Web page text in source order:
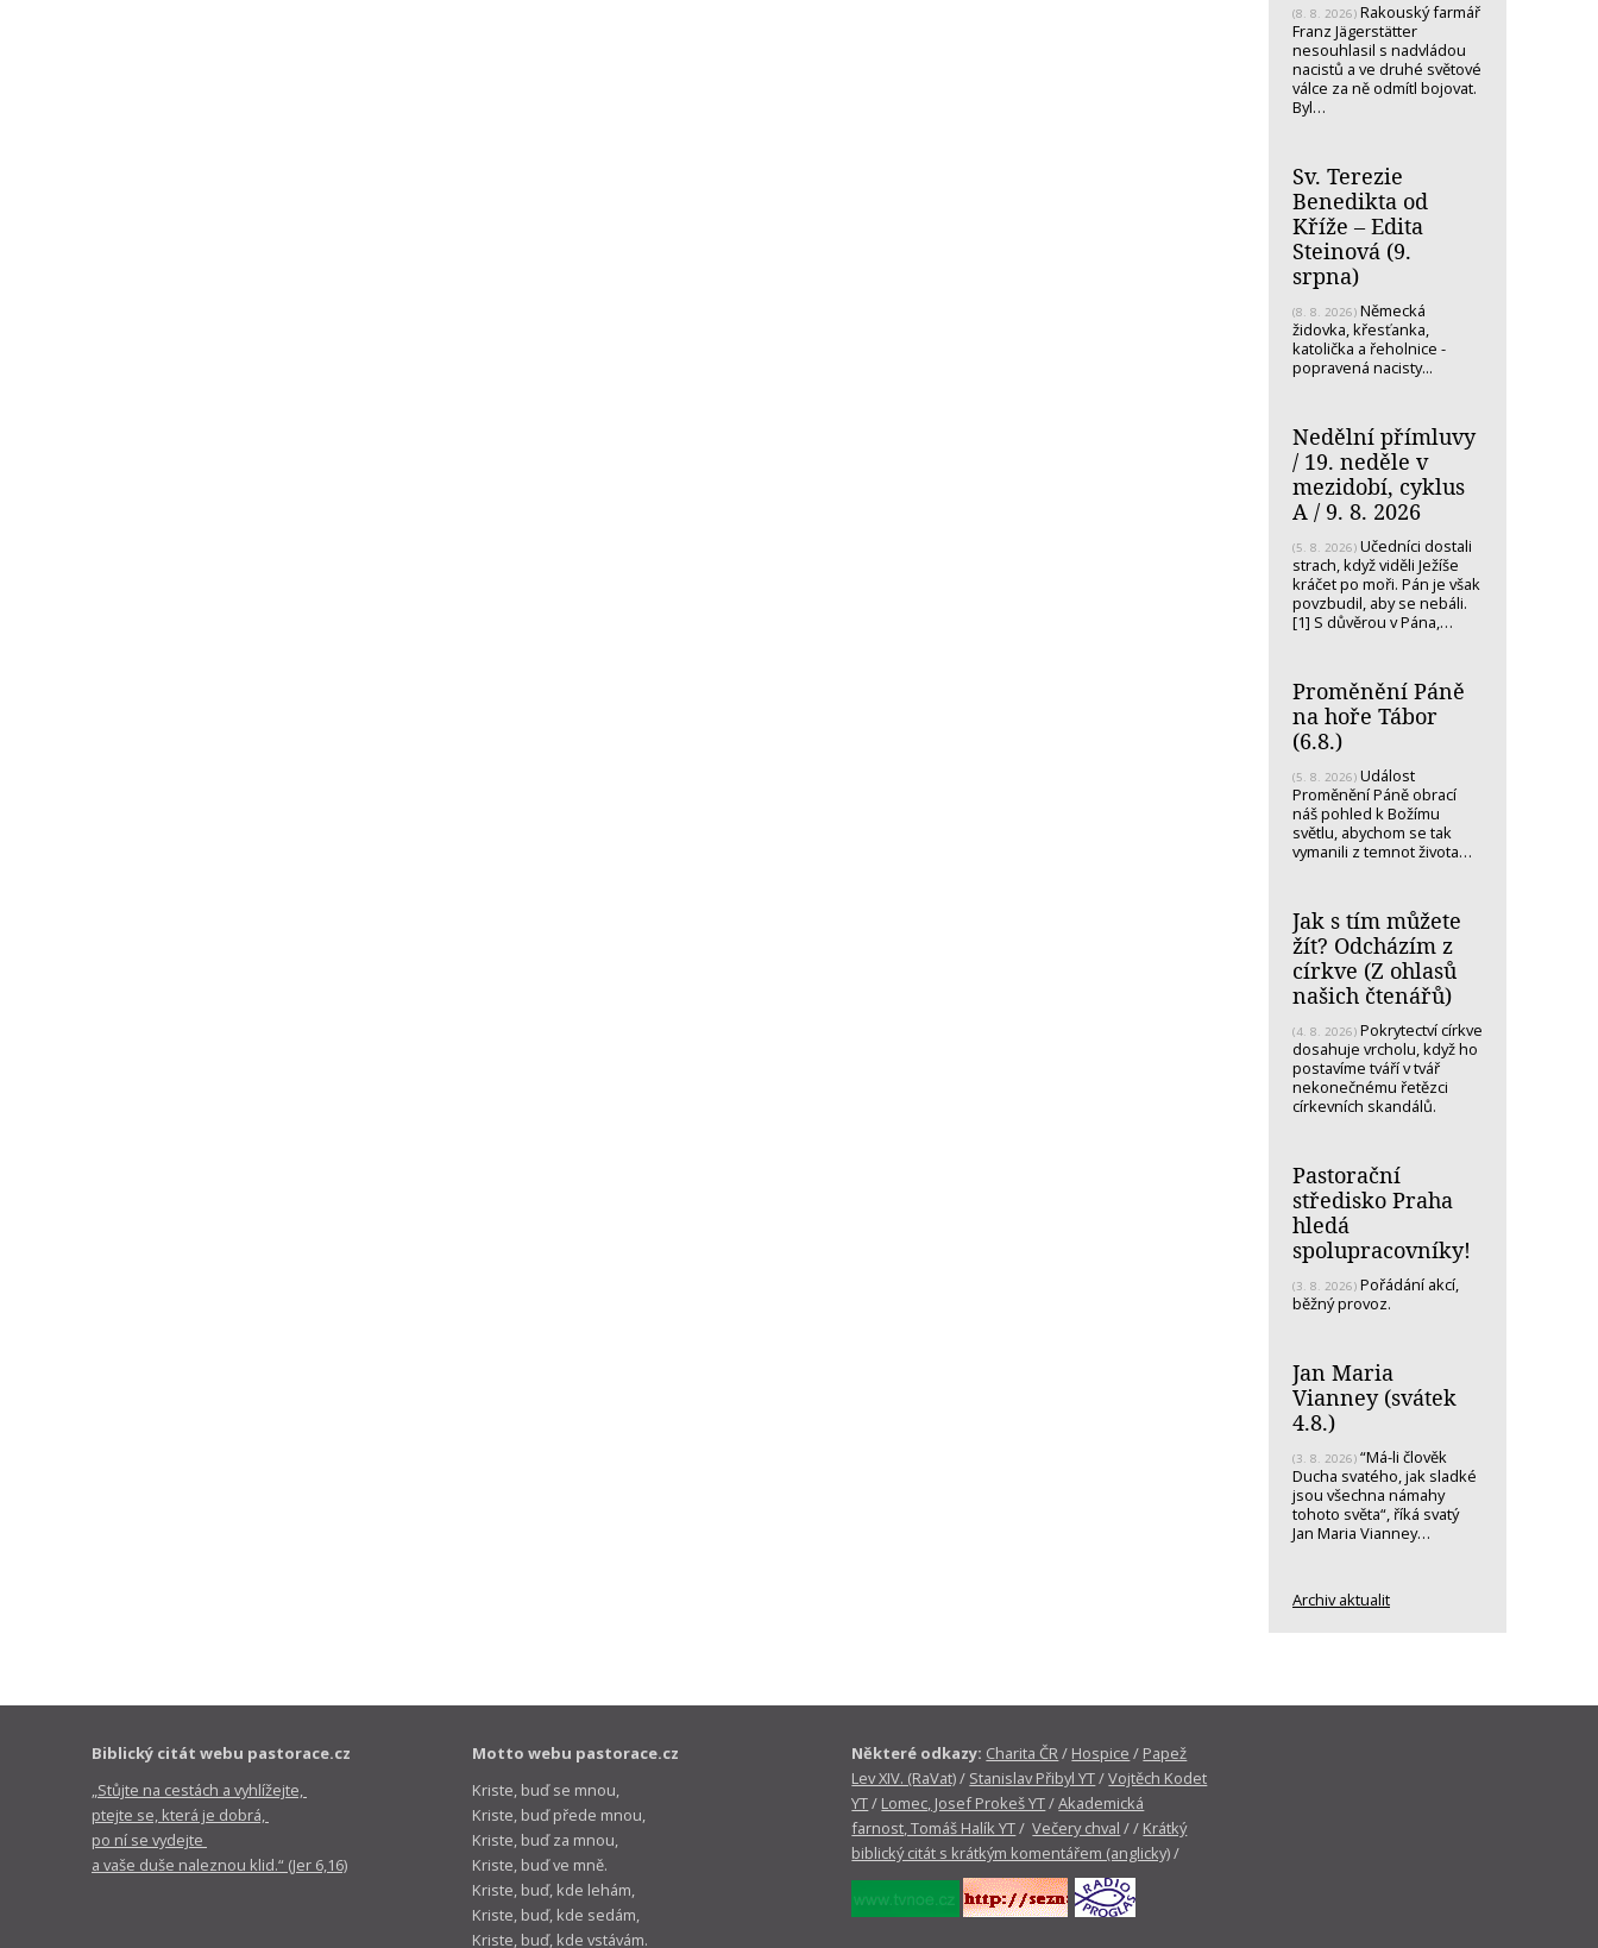
(8. 8. 2026) Rakouský farmář
Franz Jägerstätter
nesouhlasil s nadvládou
nacistů a ve druhé světové
válce za ně odmítl bojovat.
Byl…
Sv. Terezie
Benedikta od
Kříže – Edita
Steinová (9.
srpna)
(8. 8. 2026) Německá
židovka, křesťanka,
katolička a řeholnice -
popravená nacisty...
Nedělní přímluvy
/ 19. neděle v
mezidobí, cyklus
A / 9. 8. 2026
(5. 8. 2026) Učedníci dostali
strach, když viděli Ježíše
kráčet po moři. Pán je však
povzbudil, aby se nebáli.
[1] S důvěrou v Pána,…
Proměnění Páně
na hoře Tábor
(6.8.)
(5. 8. 2026) Událost
Proměnění Páně obrací
náš pohled k Božímu
světlu, abychom se tak
vymanili z temnot života…
Jak s tím můžete
žít? Odcházím z
církve (Z ohlasů
našich čtenářů)
(4. 8. 2026) Pokrytectví církve
dosahuje vrcholu, když ho
postavíme tváří v tvář
nekonečnému řetězci
církevních skandálů.
Pastorační
středisko Praha
hledá
spolupracovníky!
(3. 8. 2026) Pořádání akcí,
běžný provoz.
Jan Maria
Vianney (svátek
4.8.)
(3. 8. 2026) “Má-li člověk
Ducha svatého, jak sladké
jsou všechna námahy
tohoto světa“, říká svatý
Jan Maria Vianney…
Archiv aktualit
Biblický citát webu pastorace.cz
„Stůjte na cestách a vyhlížejte,
ptejte se, která je dobrá,
po ní se vydejte
a vaše duše naleznou klid.“ (Jer 6,16)
Motto webu pastorace.cz
Kriste, buď se mnou,
Kriste, buď přede mnou,
Kriste, buď za mnou,
Kriste, buď ve mně.
Kriste, buď, kde lehám,
Kriste, buď, kde sedám,
Kriste, buď, kde vstávám.
Některé odkazy: Charita ČR/ Hospice / Papež
Lev XIV. (RaVat)/ Stanislav Přibyl YT/Vojtěch Kodet
YT/ Lomec, Josef Prokeš YT/Akademická
farnost, Tomáš Halík YT/Večery chval / / Krátký
biblický citát s krátkým komentářem (anglicky)/